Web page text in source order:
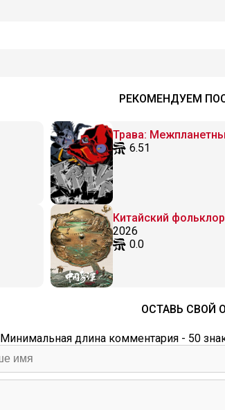
РЕКОМЕНДУЕМ
Трава:
6.51
Китайский
2026
0.0
ОСТАВЬ СВОЙ
Минимальная длина комментария - 50